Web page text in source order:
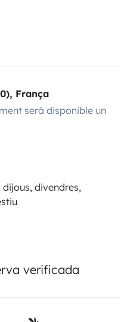
França
serà disponible un
divendres,
verificada